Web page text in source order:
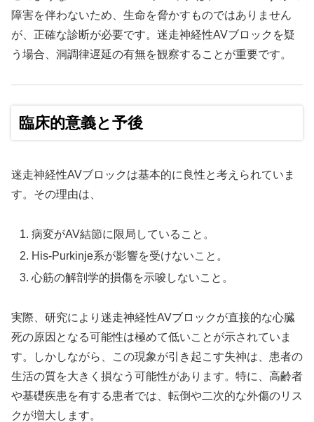
障害を伴わないため、生命を脅かすものではありません
が、正確な診断が必要です。迷走神経性AVブロックを疑
う場合、洞調律遅延の有無を観察することが重要です。
臨床的意義と予後
迷走神経性AVブロックは基本的に良性と考えられていま
す。その理由は、
病変がAV結節に限局していること。
His-Purkinje系が影響を受けないこと。
心筋の解剖学的損傷を示唆しないこと。
実際、研究により迷走神経性AVブロックが直接的な心臓
死の原因となる可能性は極めて低いことが示されていま
す。しかしながら、この現象が引き起こす失神は、患者の
生活の質を大きく損なう可能性があります。特に、高齢者
や基礎疾患を有する患者では、転倒や二次的な外傷のリス
クが増大します。